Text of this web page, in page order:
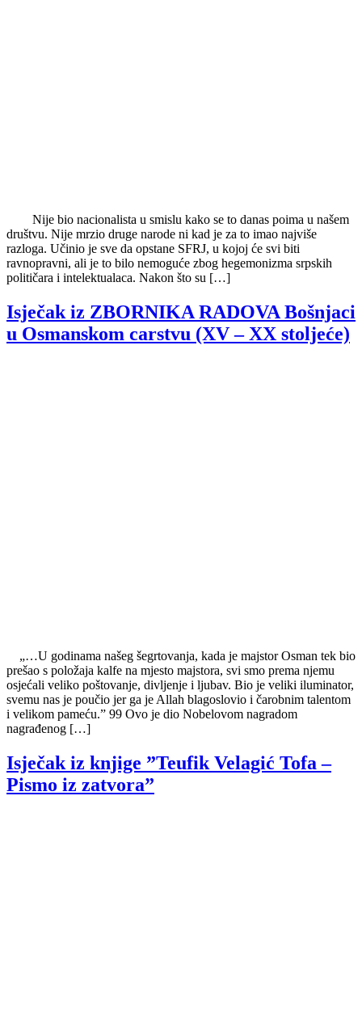
Nije bio nacionalista u smislu kako se to danas poima u našem
društvu. Nije mrzio druge narode ni kad je za to imao najviše
razloga. Učinio je sve da opstane SFRJ, u kojoj će svi biti
ravnopravni, ali je to bilo nemoguće zbog hegemonizma srpskih
političara i intelektualaca. Nakon što su […]
Isječak iz ZBORNIKA RADOVA Bošnjaci
u Osmanskom carstvu (XV – XX stoljeće)
„…U godinama našeg šegrtovanja, kada je majstor Osman tek bio
prešao s položaja kalfe na mjesto majstora, svi smo prema njemu
osjećali veliko poštovanje, divljenje i ljubav. Bio je veliki iluminator,
svemu nas je poučio jer ga je Allah blagoslovio i čarobnim talentom
i velikom pameću.” 99 Ovo je dio Nobelovom nagradom
nagrađenog […]
Isječak iz knjige ”Teufik Velagić Tofa –
Pismo iz zatvora”